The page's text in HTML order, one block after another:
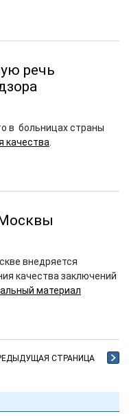
речь
в больницах страны
качества
внедряется
качества заключений
материал
СТРАНИЦА